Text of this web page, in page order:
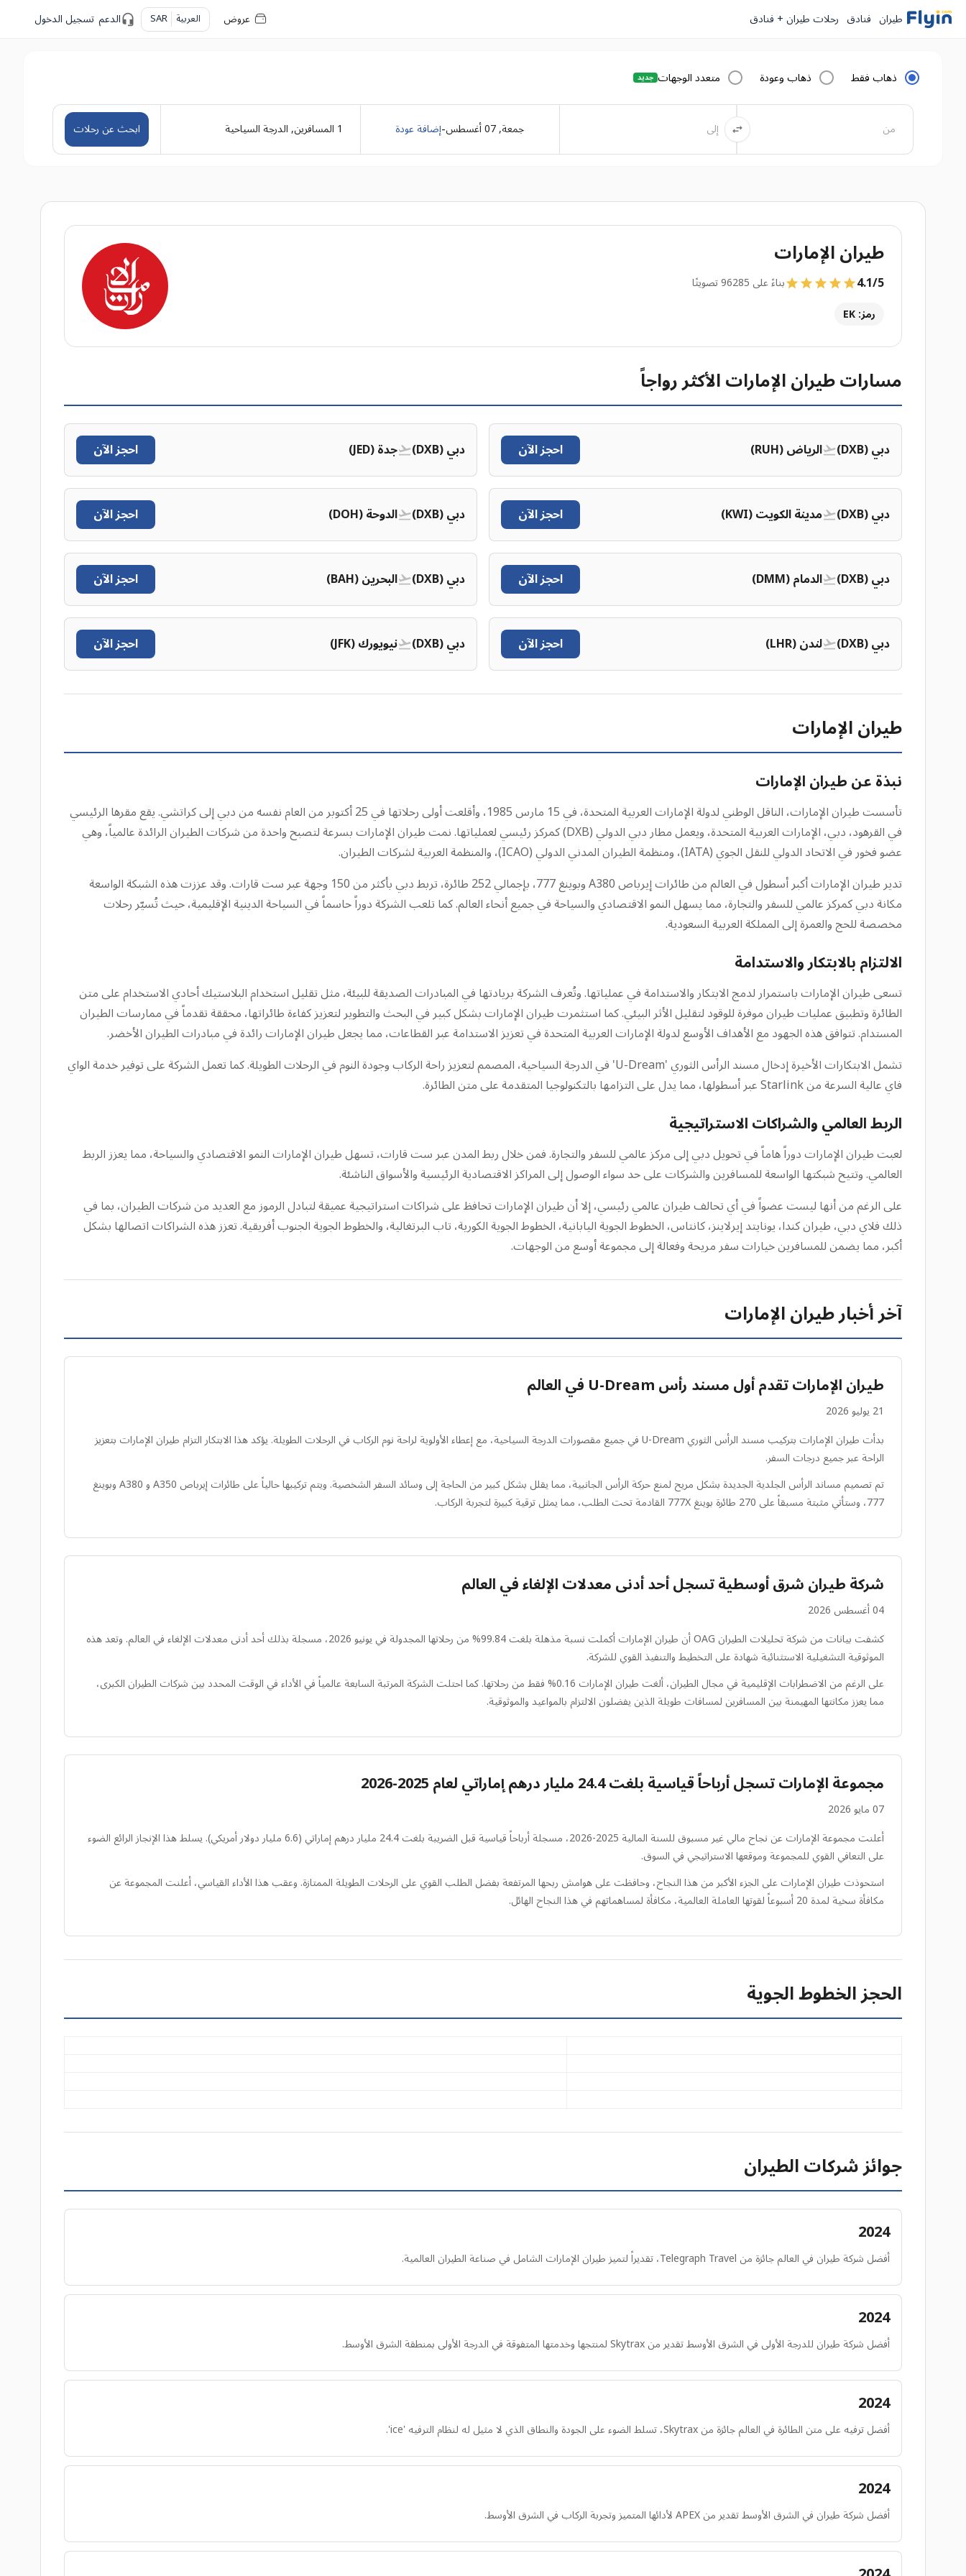
طيران فنادق رحلات طيران + فنادق عروض العربية SAR الدعم تسجيل الدخول
ذهاب فقط ذهاب وعودة متعدد الوجهات جديد
جمعة, 07 أغسطس -إضافة عودة 1 المسافرين,الدرجة السياحية ابحث عن رحلات
طيران الإمارات
4.1/5
بناءً على 96285 تصويتًا
رمز: EK
مسارات طيران الإمارات الأكثر رواجاً
دبي (DXB) الرياض (RUH) احجز الآن دبي (DXB) جدة (JED) احجز الآن
دبي (DXB) مدينة الكويت (KWI) احجز الآن دبي (DXB) الدوحة (DOH) احجز الآن
دبي (DXB) الدمام (DMM) احجز الآن دبي (DXB) البحرين (BAH) احجز الآن
دبي (DXB) لندن (LHR) احجز الآن دبي (DXB) نيويورك (JFK) احجز الآن
طيران الإمارات
نبذة عن طيران الإمارات
تأسست طيران الإمارات، الناقل الوطني لدولة الإمارات العربية المتحدة، في 15 مارس 1985، وأقلعت أولى رحلاتها في 25 أكتوبر من العام نفسه من دبي إلى كراتشي. يقع مقرها الرئيسي
في القرهود، دبي، الإمارات العربية المتحدة، ويعمل مطار دبي الدولي (DXB) كمركز رئيسي لعملياتها. نمت طيران الإمارات بسرعة لتصبح واحدة من شركات الطيران الرائدة عالمياً، وهي
عضو فخور في الاتحاد الدولي للنقل الجوي (IATA)، ومنظمة الطيران المدني الدولي (ICAO)، والمنظمة العربية لشركات الطيران.
تدير طيران الإمارات أكبر أسطول في العالم من طائرات إيرباص A380 وبوينغ 777، بإجمالي 252 طائرة، تربط دبي بأكثر من 150 وجهة عبر ست قارات. وقد عززت هذه الشبكة الواسعة
مكانة دبي كمركز عالمي للسفر والتجارة، مما يسهل النمو الاقتصادي والسياحة في جميع أنحاء العالم. كما تلعب الشركة دوراً حاسماً في السياحة الدينية الإقليمية، حيث تُسيّر رحلات
مخصصة للحج والعمرة إلى المملكة العربية السعودية.
الالتزام بالابتكار والاستدامة
تسعى طيران الإمارات باستمرار لدمج الابتكار والاستدامة في عملياتها. وتُعرف الشركة بريادتها في المبادرات الصديقة للبيئة، مثل تقليل استخدام البلاستيك أحادي الاستخدام على متن
الطائرة وتطبيق عمليات طيران موفرة للوقود لتقليل الأثر البيئي. كما استثمرت طيران الإمارات بشكل كبير في البحث والتطوير لتعزيز كفاءة طائراتها، محققة تقدماً في ممارسات الطيران
المستدام. تتوافق هذه الجهود مع الأهداف الأوسع لدولة الإمارات العربية المتحدة في تعزيز الاستدامة عبر القطاعات، مما يجعل طيران الإمارات رائدة في مبادرات الطيران الأخضر.
تشمل الابتكارات الأخيرة إدخال مسند الرأس الثوري 'U-Dream' في الدرجة السياحية، المصمم لتعزيز راحة الركاب وجودة النوم في الرحلات الطويلة. كما تعمل الشركة على توفير خدمة الواي
فاي عالية السرعة من Starlink عبر أسطولها، مما يدل على التزامها بالتكنولوجيا المتقدمة على متن الطائرة.
الربط العالمي والشراكات الاستراتيجية
لعبت طيران الإمارات دوراً هاماً في تحويل دبي إلى مركز عالمي للسفر والتجارة. فمن خلال ربط المدن عبر ست قارات، تسهل طيران الإمارات النمو الاقتصادي والسياحة، مما يعزز الربط
العالمي. وتتيح شبكتها الواسعة للمسافرين والشركات على حد سواء الوصول إلى المراكز الاقتصادية الرئيسية والأسواق الناشئة.
على الرغم من أنها ليست عضواً في أي تحالف طيران عالمي رئيسي، إلا أن طيران الإمارات تحافظ على شراكات استراتيجية عميقة لتبادل الرموز مع العديد من شركات الطيران، بما في
ذلك فلاي دبي، طيران كندا، يونايتد إيرلاينز، كانتاس، الخطوط الجوية اليابانية، الخطوط الجوية الكورية، تاب البرتغالية، والخطوط الجوية الجنوب أفريقية. تعزز هذه الشراكات اتصالها بشكل
أكبر، مما يضمن للمسافرين خيارات سفر مريحة وفعالة إلى مجموعة أوسع من الوجهات.
آخر أخبار طيران الإمارات
طيران الإمارات تقدم أول مسند رأس U-Dream في العالم
21 يوليو 2026
بدأت طيران الإمارات بتركيب مسند الرأس الثوري U-Dream في جميع مقصورات الدرجة السياحية، مع إعطاء الأولوية لراحة نوم الركاب في الرحلات الطويلة. يؤكد هذا الابتكار التزام طيران الإمارات بتعزيز
الراحة عبر جميع درجات السفر.
تم تصميم مساند الرأس الجلدية الجديدة بشكل مريح لمنع حركة الرأس الجانبية، مما يقلل بشكل كبير من الحاجة إلى وسائد السفر الشخصية. ويتم تركيبها حالياً على طائرات إيرباص A350 و A380 وبوينغ
777، وستأتي مثبتة مسبقاً على 270 طائرة بوينغ 777X القادمة تحت الطلب، مما يمثل ترقية كبيرة لتجربة الركاب.
شركة طيران شرق أوسطية تسجل أحد أدنى معدلات الإلغاء في العالم
04 أغسطس 2026
كشفت بيانات من شركة تحليلات الطيران OAG أن طيران الإمارات أكملت نسبة مذهلة بلغت 99.84% من رحلاتها المجدولة في يونيو 2026، مسجلة بذلك أحد أدنى معدلات الإلغاء في العالم. وتعد هذه
الموثوقية التشغيلية الاستثنائية شهادة على التخطيط والتنفيذ القوي للشركة.
على الرغم من الاضطرابات الإقليمية في مجال الطيران، ألغت طيران الإمارات 0.16% فقط من رحلاتها. كما احتلت الشركة المرتبة السابعة عالمياً في الأداء في الوقت المحدد بين شركات الطيران الكبرى،
مما يعزز مكانتها المهيمنة بين المسافرين لمسافات طويلة الذين يفضلون الالتزام بالمواعيد والموثوقية.
مجموعة الإمارات تسجل أرباحاً قياسية بلغت 24.4 مليار درهم إماراتي لعام 2025-2026
07 مايو 2026
أعلنت مجموعة الإمارات عن نجاح مالي غير مسبوق للسنة المالية 2025-2026، مسجلة أرباحاً قياسية قبل الضريبة بلغت 24.4 مليار درهم إماراتي (6.6 مليار دولار أمريكي). يسلط هذا الإنجاز الرائع الضوء
على التعافي القوي للمجموعة وموقعها الاستراتيجي في السوق.
استحوذت طيران الإمارات على الجزء الأكبر من هذا النجاح، وحافظت على هوامش ربحها المرتفعة بفضل الطلب القوي على الرحلات الطويلة الممتازة. وعقب هذا الأداء القياسي، أعلنت المجموعة عن
مكافأة سخية لمدة 20 أسبوعاً لقوتها العاملة العالمية، مكافأة لمساهماتهم في هذا النجاح الهائل.
الحجز الخطوط الجوية
جوائز شركات الطيران
2024
أفضل شركة طيران في العالم جائزة من Telegraph Travel، تقديراً لتميز طيران الإمارات الشامل في صناعة الطيران العالمية.
2024
أفضل شركة طيران للدرجة الأولى في الشرق الأوسط تقدير من Skytrax لمنتجها وخدمتها المتفوقة في الدرجة الأولى بمنطقة الشرق الأوسط.
2024
أفضل ترفيه على متن الطائرة في العالم جائزة من Skytrax، تسلط الضوء على الجودة والنطاق الذي لا مثيل له لنظام الترفيه 'ice'.
2024
أفضل شركة طيران في الشرق الأوسط تقدير من APEX لأدائها المتميز وتجربة الركاب في الشرق الأوسط.